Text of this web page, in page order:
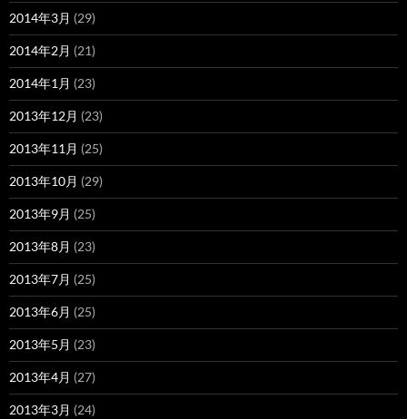
2014年3月 (29)
2014年2月 (21)
2014年1月 (23)
2013年12月 (23)
2013年11月 (25)
2013年10月 (29)
2013年9月 (25)
2013年8月 (23)
2013年7月 (25)
2013年6月 (25)
2013年5月 (23)
2013年4月 (27)
2013年3月 (24)